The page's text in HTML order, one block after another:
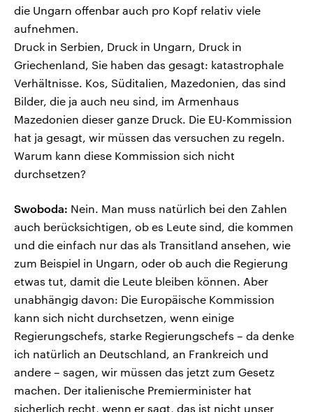
die Ungarn offenbar auch pro Kopf relativ viele
aufnehmen.
Druck in Serbien, Druck in Ungarn, Druck in
Griechenland, Sie haben das gesagt: katastrophale
Verhältnisse. Kos, Süditalien, Mazedonien, das sind
Bilder, die ja auch neu sind, im Armenhaus
Mazedonien dieser ganze Druck. Die EU-Kommission
hat ja gesagt, wir müssen das versuchen zu regeln.
Warum kann diese Kommission sich nicht
durchsetzen?
Swoboda: Nein. Man muss natürlich bei den Zahlen
auch berücksichtigen, ob es Leute sind, die kommen
und die einfach nur das als Transitland ansehen, wie
zum Beispiel in Ungarn, oder ob auch die Regierung
etwas tut, damit die Leute bleiben können. Aber
unabhängig davon: Die Europäische Kommission
kann sich nicht durchsetzen, wenn einige
Regierungschefs, starke Regierungschefs – da denke
ich natürlich an Deutschland, an Frankreich und
andere – sagen, wir müssen das jetzt zum Gesetz
machen. Der italienische Premierminister hat
sicherlich recht, wenn er sagt, das ist nicht unser